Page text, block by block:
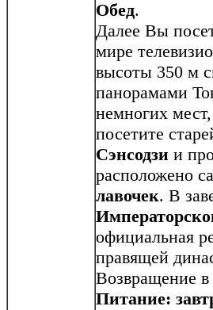
Обед.
Далее Вы
мире
высоты 350 м
панорамами
немногих
посетите
Сэнсодзи и
расположено
лавочек. В
официальная
правящей
Возвращение в
Питание: